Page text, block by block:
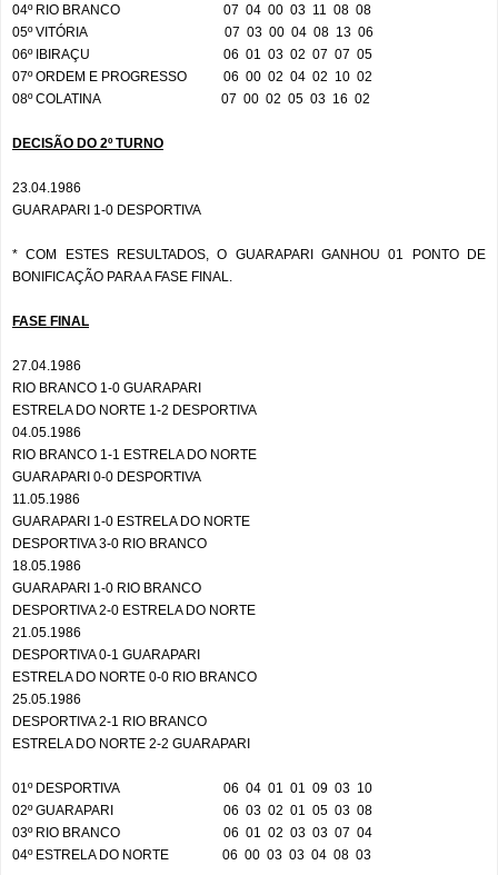
04º RIO BRANCO
07 04 00 03 11 08 08
05º VITÓRIA
07 03 00 04 08 13 06
06º IBIRAÇU
06 01 03 02 07 07 05
07º ORDEM E PROGRESSO
06 00 02 04 02 10 02
08º COLATINA
07 00 02 05 03 16 02
DECISÃO DO 2º TURNO
23.04.1986
GUARAPARI 1-0 DESPORTIVA
* COM ESTES RESULTADOS, O GUARAPARI GANHOU 01 PONTO DE
BONIFICAÇÃO PARA A FASE FINAL.
FASE FINAL
27.04.1986
RIO BRANCO 1-0 GUARAPARI
ESTRELA DO NORTE 1-2 DESPORTIVA
04.05.1986
RIO BRANCO 1-1 ESTRELA DO NORTE
GUARAPARI 0-0 DESPORTIVA
11.05.1986
GUARAPARI 1-0 ESTRELA DO NORTE
DESPORTIVA 3-0 RIO BRANCO
18.05.1986
GUARAPARI 1-0 RIO BRANCO
DESPORTIVA 2-0 ESTRELA DO NORTE
21.05.1986
DESPORTIVA 0-1 GUARAPARI
ESTRELA DO NORTE 0-0 RIO BRANCO
25.05.1986
DESPORTIVA 2-1 RIO BRANCO
ESTRELA DO NORTE 2-2 GUARAPARI
01º DESPORTIVA 06 04 01 01 09 03 10
02º GUARAPARI
06 03 02 01 05 03 08
03º RIO BRANCO
06 01 02 03 03 07 04
04º ESTRELA DO NORTE
06 00 03 03 04 08 03